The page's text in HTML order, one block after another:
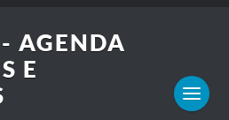
AGENDA
E